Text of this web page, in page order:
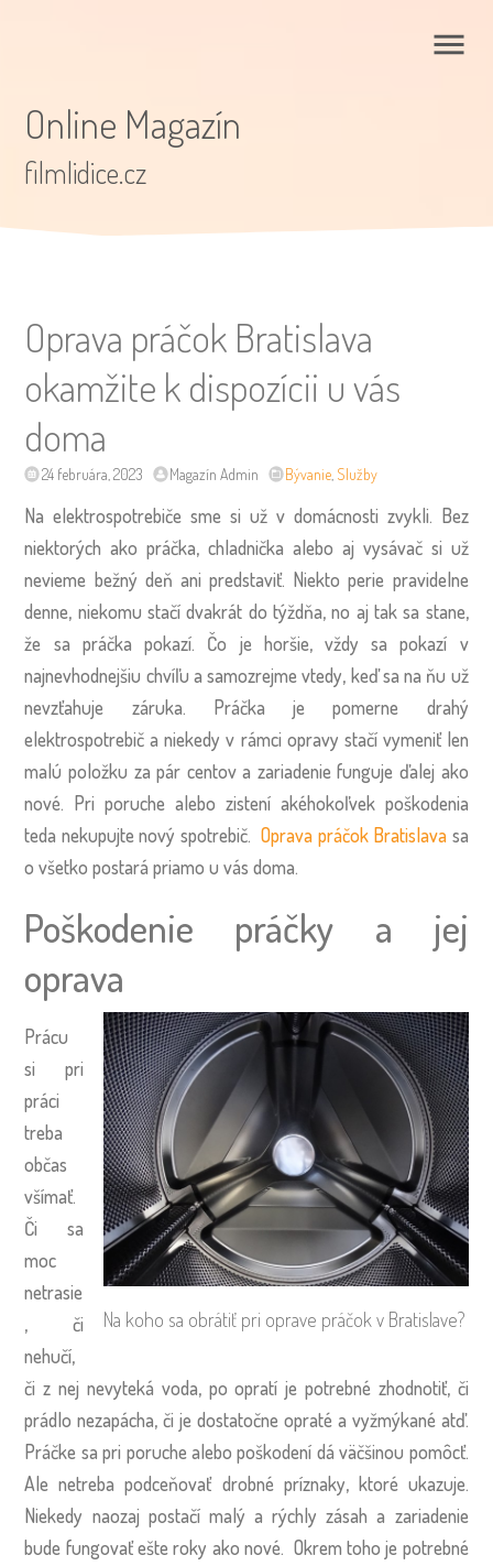
Online Magazín
filmlidice.cz
Oprava práčok Bratislava
okamžite k dispozícii u vás
doma
24 februára, 2023 Magazín Admin Bývanie Služby
Na elektrospotrebiče sme si už v domácnosti zvykli. Bez
niektorých ako práčka, chladnička alebo aj vysávač si už
nevieme bežný deň ani predstaviť. Niekto perie pravidelne
denne, niekomu stačí dvakrát do týždňa, no aj tak sa stane,
že sa práčka pokazí. Čo je horšie, vždy sa pokazí v
najnevhodnejšiu chvíľu a samozrejme vtedy, keď sa na ňu už
nevzťahuje záruka. Práčka je pomerne drahý
elektrospotrebič a niekedy v rámci opravy stačí vymeniť len
malú položku za pár centov a zariadenie funguje ďalej ako
nové. Pri poruche alebo zistení akéhokoľvek poškodenia
teda nekupujte nový spotrebič.Oprava práčok Bratislava sa
o všetko postará priamo u vás doma.
Poškodenie práčky a jej
oprava
Na koho sa obrátiť pri oprave práčok v Bratislave?
Prácu
si pri
práci
treba
občas
všímať.
Či sa
moc
netrasie
, či
nehučí,
či z nej nevyteká voda, po opratí je potrebné zhodnotiť, či
prádlo nezapácha, či je dostatočne opraté a vyžmýkané atď.
Práčke sa pri poruche alebo poškodení dá väčšinou pomôcť.
Ale netreba podceňovať drobné príznaky, ktoré ukazuje.
Niekedy naozaj postačí malý a rýchly zásah a zariadenie
bude fungovať ešte roky ako nové. Okrem toho je potrebné